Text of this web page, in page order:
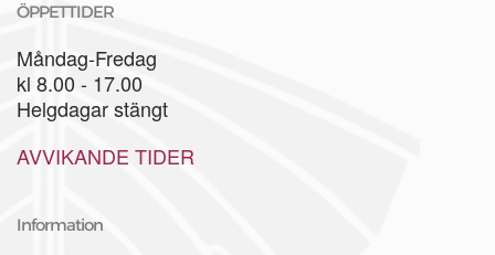
ÖPPETTIDER
Måndag-Fredag
kl 8.00 - 17.00
Helgdagar stängt
AVVIKANDE TIDER
Information